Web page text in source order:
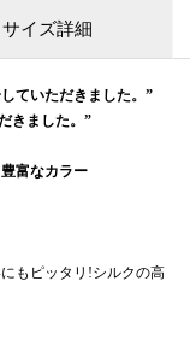
サイズ詳細
ていただきました。”
きました。”
富なカラー
もピッタリ!シルクの高